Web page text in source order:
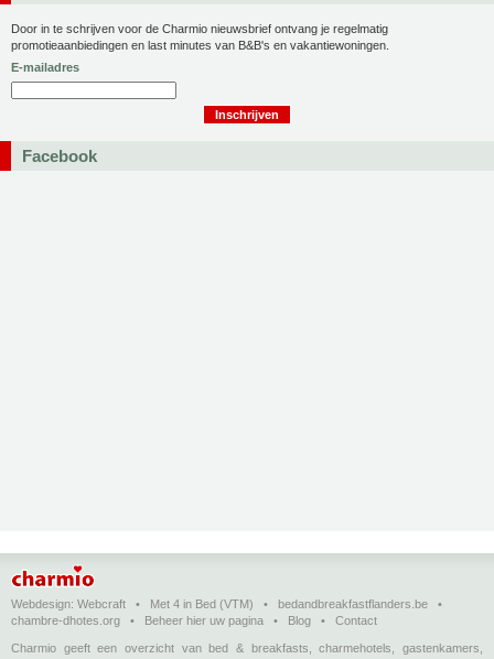
Door in te schrijven voor de Charmio nieuwsbrief ontvang je regelmatig
promotieaanbiedingen en last minutes van B&B's en vakantiewoningen.
E-mailadres
Facebook
Webdesign: Webcraft • Met 4 in Bed (VTM) • bedandbreakfastflanders.be •
chambre-dhotes.org • Beheer hier uw pagina • Blog • Contact
Charmio geeft een overzicht van bed & breakfasts, charmehotels, gastenkamers,